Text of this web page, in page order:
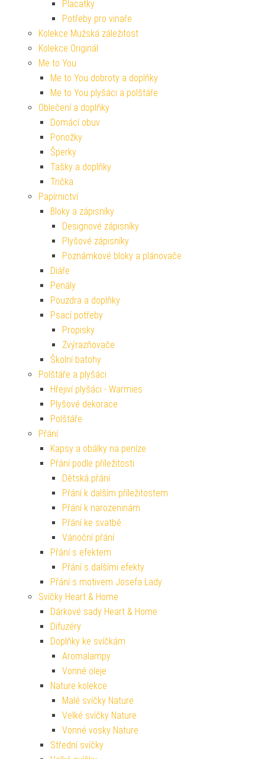
Placatky
Potřeby pro vinaře
Kolekce Mužská záležitost
Kolekce Originál
Me to You
Me to You dobroty a doplňky
Me to You plyšáci a polštáře
Oblečení a doplňky
Domácí obuv
Ponožky
Šperky
Tašky a doplňky
Trička
Papírnictví
Bloky a zápisníky
Designové zápisníky
Plyšové zápisníky
Poznámkové bloky a plánovače
Diáře
Penály
Pouzdra a doplňky
Psací potřeby
Propisky
Zvýrazňovače
Školní batohy
Polštáře a plyšáci
Hřejiví plyšáci - Warmies
Plyšové dekorace
Polštáře
Přání
Kapsy a obálky na peníze
Přání podle příležitosti
Dětská přání
Přání k dalším příležitostem
Přání k narozeninám
Přání ke svatbě
Vánoční přání
Přání s efektem
Přání s dalšími efekty
Přání s motivem Josefa Lady
Svíčky Heart & Home
Dárkové sady Heart & Home
Difuzéry
Doplňky ke svíčkám
Aromalampy
Vonné oleje
Nature kolekce
Malé svíčky Nature
Velké svíčky Nature
Vonné vosky Nature
Střední svíčky